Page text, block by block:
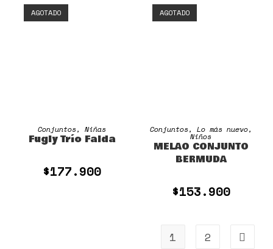
AGOTADO
SELECCIONAR OPCIONES
Conjuntos,Niñas
Fugly Trío Falda
$177.900
AGOTADO
SELECCIONAR OPCIONES
Conjuntos, Lo más nuevo,
Niños
MELAO CONJUNTO
BERMUDA
$153.900
1 2